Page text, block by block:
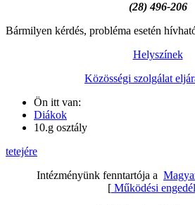
(28) 496-206
Bármilyen kérdés, probléma esetén
Helyszínek
Közösségi szolgálat
Ön itt van:
Diákok
10.g osztály
tetejére
Intézményünk fenntartója a
[ Működési